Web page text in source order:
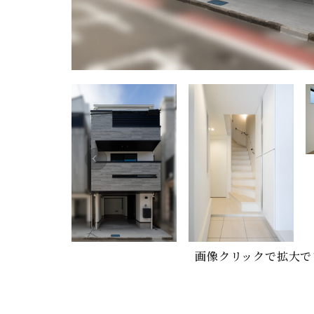
画像クリックで拡大